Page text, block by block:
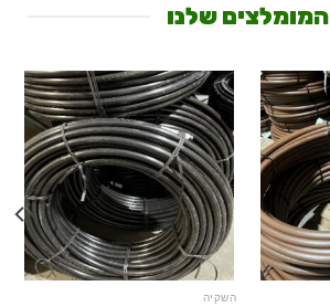
המומלצים שלנו
השקיה